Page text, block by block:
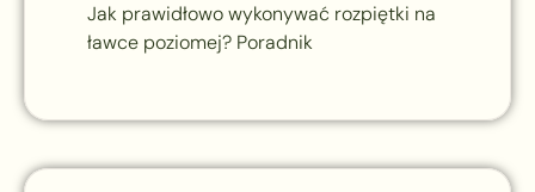
Jak prawidłowo wykonywać rozpiętki na
ławce poziomej? Poradnik